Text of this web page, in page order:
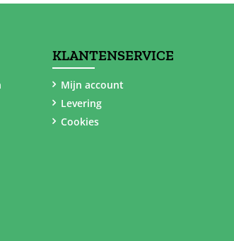
KLANTENSERVICE
Mijn account
Levering
Cookies